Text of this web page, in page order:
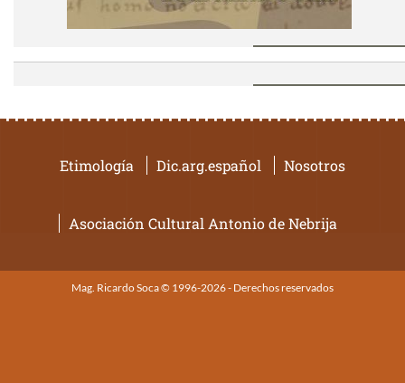
Etimología Dic.arg.español Nosotros
Asociación Cultural Antonio de Nebrija
Mag. Ricardo Soca © 1996-2026 - Derechos reservados